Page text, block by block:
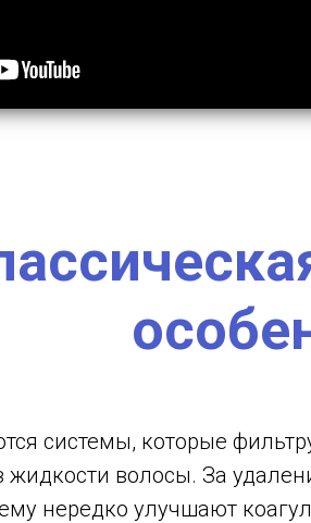
системы, которые
волосы. За
нередко улучшают